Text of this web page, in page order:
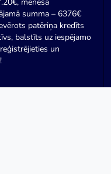
summa – 6376€
patēriņa kredīts
balstīts uz iespējamo
un